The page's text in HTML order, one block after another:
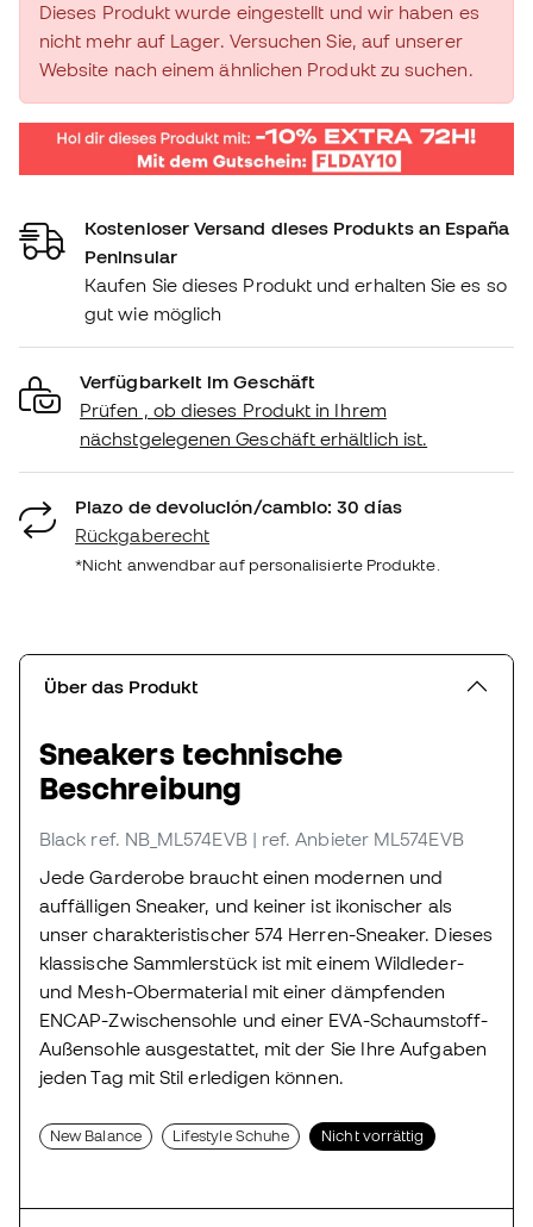
Dieses Produkt wurde eingestellt und wir haben es
nicht mehr auf Lager. Versuchen Sie, auf unserer
Website nach einem ähnlichen Produkt zu suchen.
Kostenloser Versand dieses Produkts an España
Peninsular
Kaufen Sie dieses Produkt und erhalten Sie es so
gut wie möglich
Verfügbarkeit im Geschäft
Prüfen , ob dieses Produkt in Ihrem
nächstgelegenen Geschäft erhältlich ist.
Plazo de devolución/cambio: 30 días
Rückgaberecht
*Nicht anwendbar auf personalisierte Produkte.
Über das Produkt
Sneakers technische
Beschreibung
Black ref. NB_ML574EVB | ref. Anbieter ML574EVB
Jede Garderobe braucht einen modernen und
auffälligen Sneaker, und keiner ist ikonischer als
unser charakteristischer 574 Herren-Sneaker. Dieses
klassische Sammlerstück ist mit einem Wildleder-
und Mesh-Obermaterial mit einer dämpfenden
ENCAP-Zwischensohle und einer EVA-Schaumstoff-
Außensohle ausgestattet, mit der Sie Ihre Aufgaben
jeden Tag mit Stil erledigen können.
New Balance Lifestyle Schuhe Nicht vorrättig